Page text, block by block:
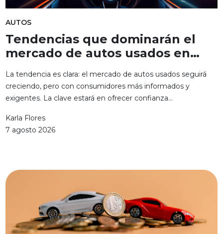
AUTOS
Tendencias que dominarán el
mercado de autos usados en
La tendencia es clara: el mercado de autos usados seguirá
creciendo, pero con consumidores más informados y
exigentes. La clave estará en ofrecer confianza...
Karla Flores
7 agosto 2026